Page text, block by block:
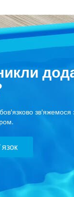
зв'яжемося